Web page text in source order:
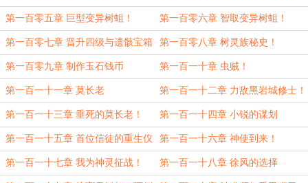
虫！
第一百零五章 巨型变异树蛆！ 第一百零六章 智取变异树蛆！
第一百零七章 晋升四级与遗骸宝箱 第一百零八章 树灵族秘史！
第一百零九章 制作玉石钱币 第一百一十章 虫贼！
第一百一十一章 莫长老 第一百一十二章 力敌黑岩城修士！
第一百一十三章 垂死的莫长老！ 第一百一十四章 小锐的谋划
第一百一十五章 首位信徒的重生仪
式！
第一百一十六章 神使到来！
第一百一十七章 我为神灵征战！ 第一百一十八章 徐风的选择